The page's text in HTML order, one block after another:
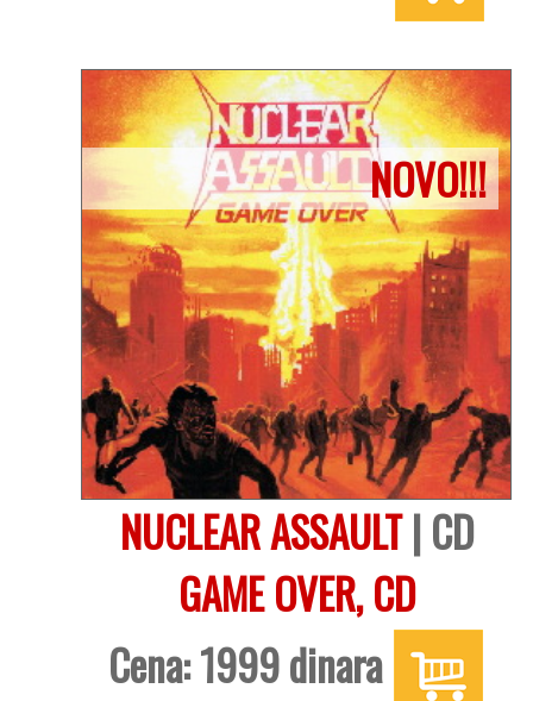
NOVO!!!
NUCLEAR ASSAULT| CD
GAME OVER, CD
Cena: 1999 dinara